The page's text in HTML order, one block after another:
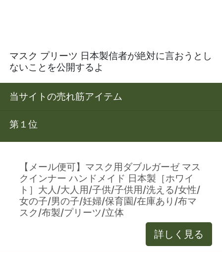
マスク プリーツ 日本製信者が絶対に言おうとし
ないことを公開するよ
当サイトの売れ筋アイテム
第１位
【メール便可】マスク用ダブルガーゼ マス
クインナー ハンドメイド 日本製［ホワイ
ト］大人/大人用/子供/子供用/洗える/女性/
女の子/男の子/妊婦/保育園/在庫あり/布マ
スク/布製/プリーツ/立体
詳しく見る